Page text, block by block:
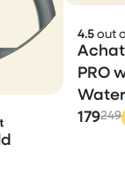
4.5 out
PRO
Water
179249